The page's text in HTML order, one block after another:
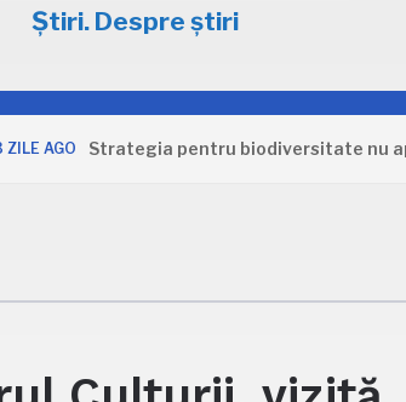
Știri. Despre știri
Strategia pentru biodiversitate nu apără